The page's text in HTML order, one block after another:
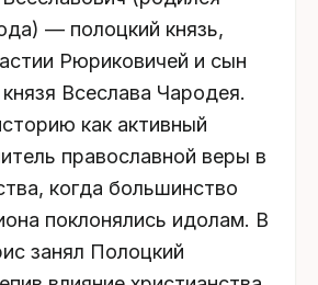
) — полоцкий князь,
Рюриковичей и сын
Всеслава Чародея.
как активный
православной веры в
когда большинство
поклонялись идолам. В
занял Полоцкий